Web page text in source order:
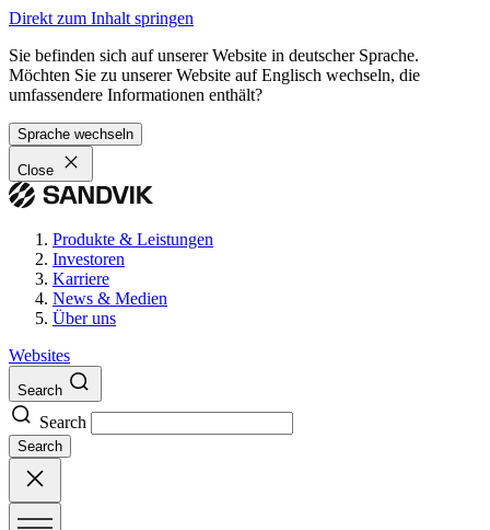
Direkt zum Inhalt springen
Sie befinden sich auf unserer Website in deutscher Sprache.
Möchten Sie zu unserer Website auf Englisch wechseln, die
umfassendere Informationen enthält?
Sprache wechseln
Close
Produkte & Leistungen
Investoren
Karriere
News & Medien
Über uns
Websites
Search
Search
Search